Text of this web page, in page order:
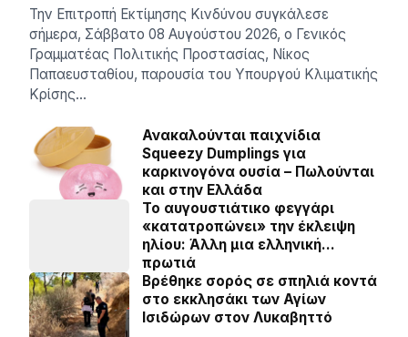
Την Επιτροπή Εκτίμησης Κινδύνου συγκάλεσε
σήμερα, Σάββατο 08 Αυγούστου 2026, ο Γενικός
Γραμματέας Πολιτικής Προστασίας, Νίκος
Παπαευσταθίου, παρουσία του Υπουργού Κλιματικής
Κρίσης…
Ανακαλούνται παιχνίδια
Squeezy Dumplings για
καρκινογόνα ουσία – Πωλούνται
και στην Ελλάδα
Το αυγουστιάτικο φεγγάρι
«κατατροπώνει» την έκλειψη
ηλίου: Άλλη μια ελληνική…
πρωτιά
Βρέθηκε σορός σε σπηλιά κοντά
στο εκκλησάκι των Αγίων
Ισιδώρων στον Λυκαβηττό